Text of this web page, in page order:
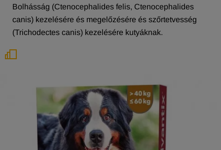
Bolhásság (Ctenocephalides felis, Ctenocephalides
canis) kezelésére és megelőzésére és szőrtetvesség
(Trichodectes canis) kezelésére kutyáknak.